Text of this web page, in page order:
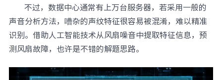
不过，数据中心通常有上万台服务器，若采用一般的
声音分析方法，嘈杂的声纹特征很容易被混淆，难以精准
识别。借助人工智能技术从风扇噪音中提取特征信息，预
测风扇故障，也许是不错的解题思路。